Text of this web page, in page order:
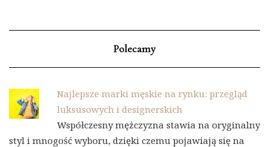
Polecamy
Najlepsze marki męskie na rynku: przegląd
luksusowych i designerskich
Współczesny mężczyzna stawia na oryginalny
styl i mnogość wyboru, dzięki czemu pojawiają się na